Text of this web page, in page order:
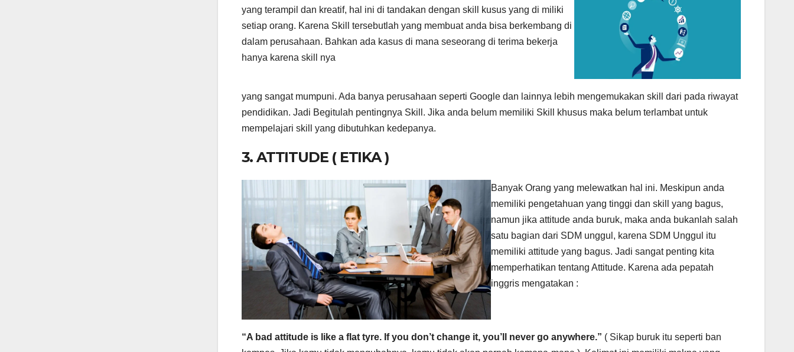
yang terampil dan kreatif, hal ini di tandakan dengan skill kusus yang di miliki
setiap orang. Karena Skill tersebutlah yang membuat anda bisa berkembang di
dalam perusahaan. Bahkan ada kasus di mana seseorang di terima bekerja
hanya karena skill nya
yang sangat mumpuni. Ada banya perusahaan seperti Google dan lainnya lebih mengemukakan skill dari pada riwayat
pendidikan. Jadi Begitulah pentingnya Skill. Jika anda belum memiliki Skill khusus maka belum terlambat untuk
mempelajari skill yang dibutuhkan kedepanya.
3. ATTITUDE ( ETIKA )
Banyak Orang yang melewatkan hal ini. Meskipun anda
memiliki pengetahuan yang tinggi dan skill yang bagus,
namun jika attitude anda buruk, maka anda bukanlah salah
satu bagian dari SDM unggul, karena SDM Unggul itu
memiliki attitude yang bagus. Jadi sangat penting kita
memperhatikan tentang Attitude. Karena ada pepatah
inggris mengatakan :
“A bad attitude is like a flat tyre. If you don’t change it, you’ll never go anywhere.” ( Sikap buruk itu seperti ban